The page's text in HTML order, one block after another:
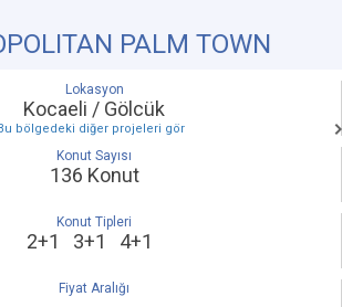
PALM TOWN
Lokasyon
Kocaeli / Gölcük
bölgedeki diğer projeleri gör
Konut Sayısı
136 Konut
Konut Tipleri
2+1 3+1 4+1
Fiyat Aralığı